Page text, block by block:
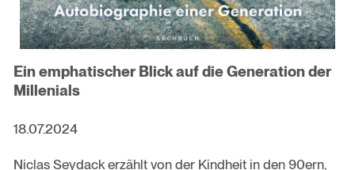
Ein emphatischer Blick auf die Generation der
Millenials
18.07.2024
Niclas Seydack erzählt von der Kindheit in den 90ern,